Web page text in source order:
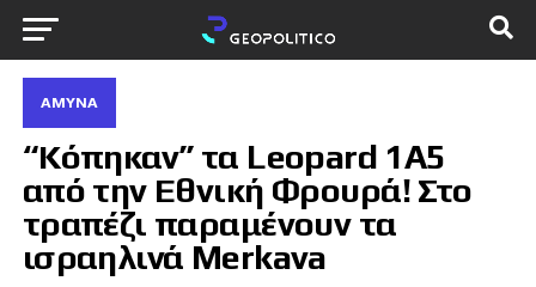
ΆΜΥΝΑ
“Κόπηκαν” τα Leopard 1A5
από την Εθνική Φρουρά! Στο
τραπέζι παραμένουν τα
ισραηλινά Merkava